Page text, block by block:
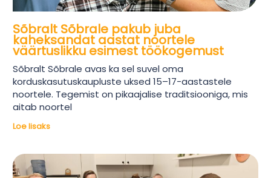
Sõbralt Sõbrale pakub juba
kaheksandat aastat noortele
väärtuslikku esimest töökogemust
Sõbralt Sõbrale avas ka sel suvel oma
korduskasutuskaupluste uksed 15–17-aastastele
noortele. Tegemist on pikaajalise traditsiooniga, mis
aitab noortel
Loe lisaks